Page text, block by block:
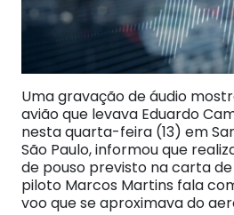
Uma gravação de áudio
avião que levava Eduardo
nesta quarta-feira (13) em
São Paulo, informou que
de pouso previsto na carta
piloto Marcos Martins fala
voo que se aproximava do